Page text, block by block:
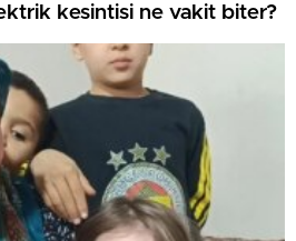
kesintisi ne vakit biter?